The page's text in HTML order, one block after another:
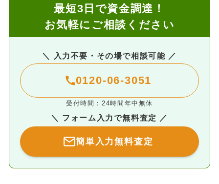
最短3日で資金調達！
お気軽にご相談ください
＼ 入力不要・その場で相談可能 ／
0120-06-3051
受付時間：24時間年中無休
＼ フォーム入力で無料査定 ／
簡単入力無料査定